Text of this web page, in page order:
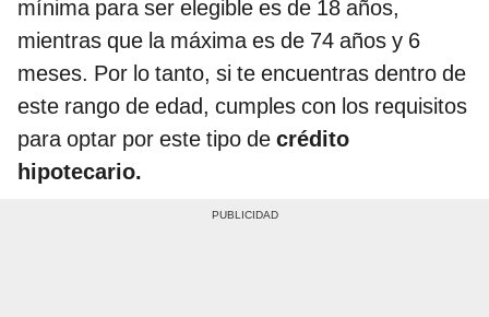
mínima para ser elegible es de 18 años,
mientras que la máxima es de 74 años y 6
meses. Por lo tanto, si te encuentras dentro de
este rango de edad, cumples con los requisitos
para optar por este tipo de crédito
hipotecario.